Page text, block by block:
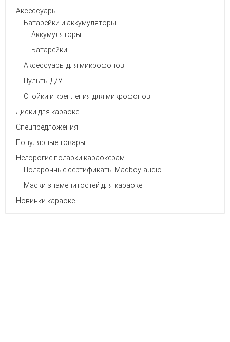
Аксессуары
Батарейки и аккумуляторы
Аккумуляторы
Батарейки
Аксессуары для микрофонов
Пульты Д/У
Стойки и крепления для микрофонов
Диски для караоке
Спецпредложения
Популярные товары
Недорогие подарки караокерам
Подарочные сертификаты Madboy-audio
Маски знаменитостей для караоке
Новинки караоке